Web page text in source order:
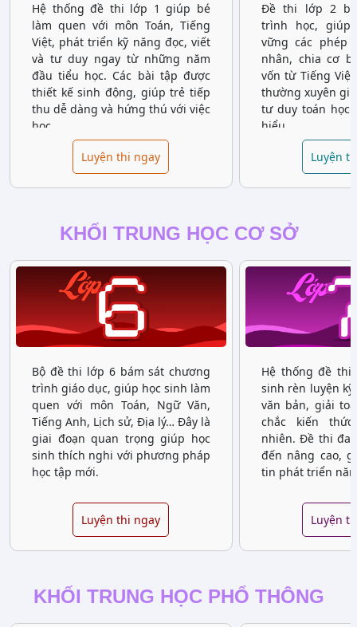
Hệ thống đề thi lớp 1 giúp bé
làm quen với môn Toán, Tiếng
Việt, phát triển kỹ năng đọc, viết
và tư duy ngay từ những năm
đầu tiểu học. Các bài tập được
thiết kế sinh động, giúp trẻ tiếp
thu dễ dàng và hứng thú với việc
học.
Luyện thi ngay
Đề thi lớp 2
trình học, giúp
vững các phép
nhân, chia cơ
vốn từ Tiếng
thường xuyên
tư duy toán học
hiểu.
Luyện
KHỐI TRUNG HỌC CƠ SỞ
Bộ đề thi lớp 6 bám sát chương
trình giáo dục, giúp học sinh làm
quen với môn Toán, Ngữ Văn,
Tiếng Anh, Lịch sử, Địa lý… Đây là
giai đoạn quan trọng giúp học
sinh thích nghi với phương pháp
học tập mới.
Luyện thi ngay
Hệ thống đề
sinh rèn luyện
văn bản, giải
chắc kiến
nhiên. Đề thi đa
đến nâng cao,
tin phát triển
Luyện
KHỐI TRUNG HỌC PHỔ THÔNG